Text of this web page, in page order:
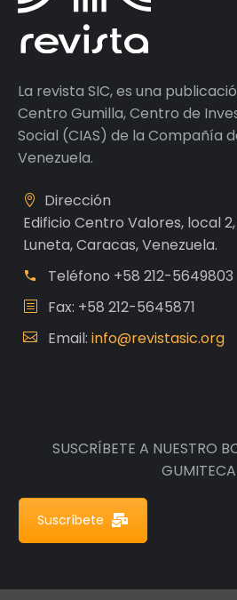
La revista SIC, es una
Centro Gumilla, Centro de
Social (CIAS) de la Compañía
Venezuela.
Dirección
Edificio Centro Valores, local
Luneta, Caracas, Venezuela.
Teléfono +58 212-5649803
Fax: +58 212-5645871
Email: info@revistasic.org
SUSCRÍBETE A NUESTRO
GUMITECA
Suscríbete